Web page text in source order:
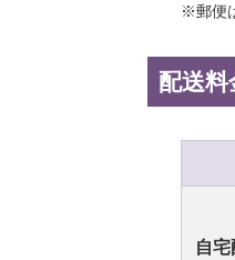
※郵便
配送料
自宅